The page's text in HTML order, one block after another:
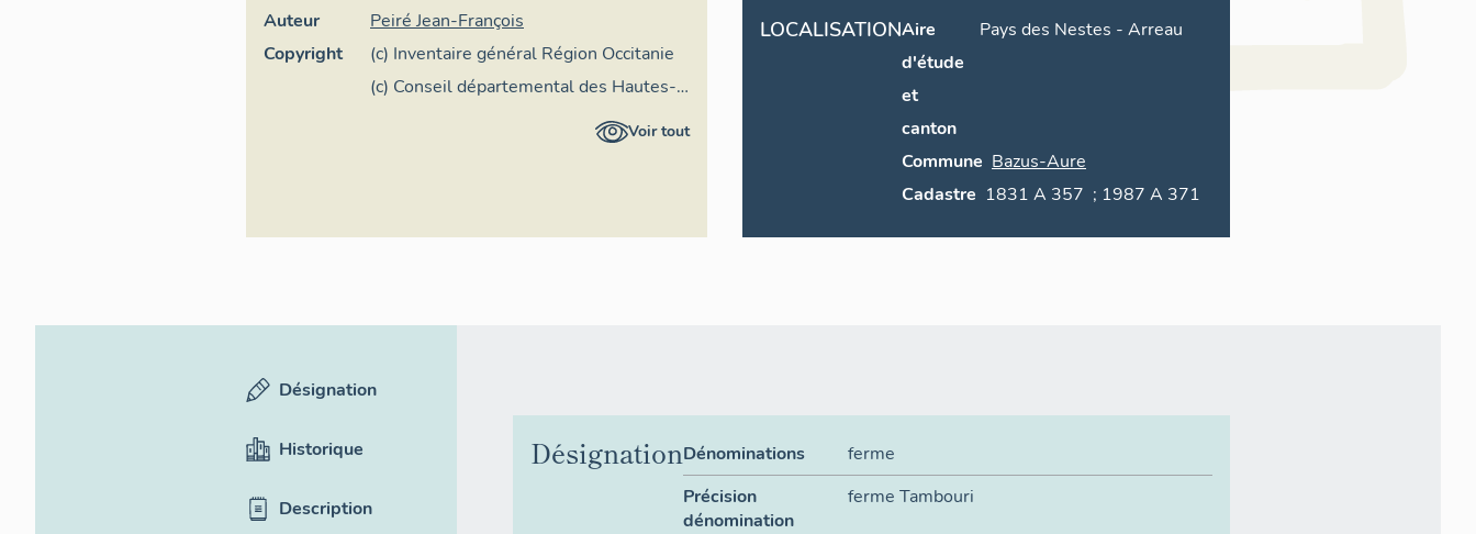
Auteur
Peiré Jean-François
Copyright
(c) Inventaire général Région Occitanie
(c) Conseil départemental des Hautes-
Voir tout
LOCALISATIONAire
d'étude
et
canton
Pays des Nestes - Arreau
Commune Bazus-Aure
Cadastre
1831 A 357 ; 1987 A 371
Désignation
Historique
Description
DésignationDénominations
ferme
Précision
dénomination
ferme Tambouri